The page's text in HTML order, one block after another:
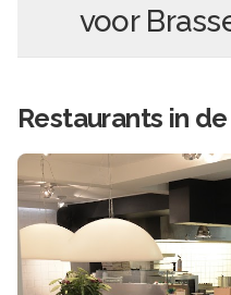
voor
Restaurants in